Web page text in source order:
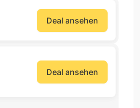
Deal ansehen
Deal ansehen